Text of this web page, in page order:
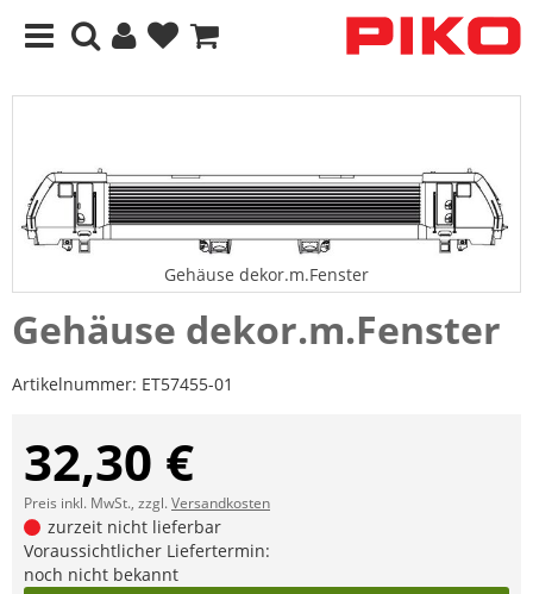
Gehäuse dekor.m.Fenster
Gehäuse dekor.m.Fenster
Artikelnummer: ET57455-01
32,30 €
Preis inkl. MwSt., zzgl.Versandkosten
zurzeit nicht lieferbar
Voraussichtlicher Liefertermin:
noch nicht bekannt